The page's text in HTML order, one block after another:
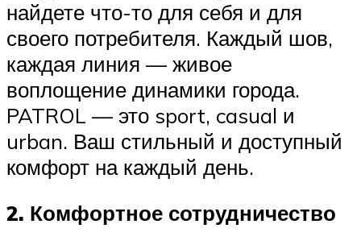
найдете что-то для себя и для
своего потребителя. Каждый шов,
каждая линия — живое
воплощение динамики города.
PATROL — это sport, casual и
urban. Ваш стильный и доступный
комфорт на каждый день.
2. Комфортное сотрудничество